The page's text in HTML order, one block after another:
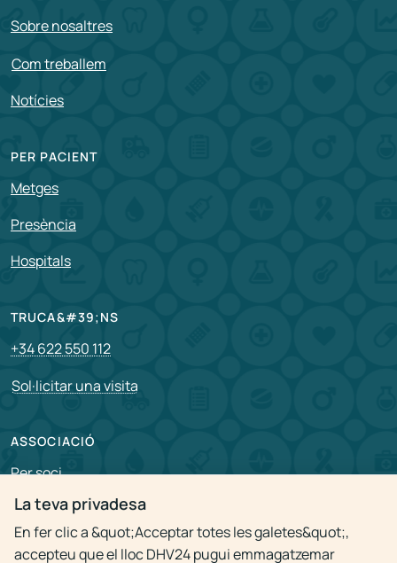
La teva privadesa
En fer clic a &quot;Acceptar totes les galetes&quot;,
accepteu que el lloc DHV24 pugui emmagatzemar
Sobre nosaltres
Com treballem
Notícies
PER PACIENT
Metges
Presència
Hospitals
TRUCA&#39;NS
+34 622 550 112
Sol·licitar una visita
ASSOCIACIÓ
Per soci
Vacants
Política de privacitat